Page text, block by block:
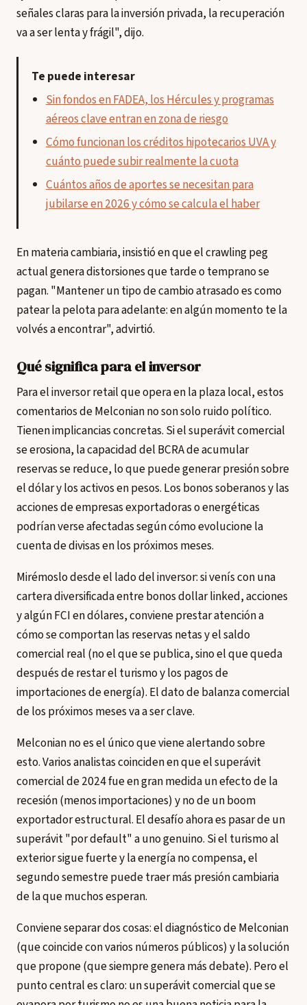
señales claras para la inversión privada, la recuperación
va a ser lenta y frágil", dijo.
Te puede interesar
Sin fondos en FADEA, los Hércules y programas
aéreos clave entran en zona de riesgo
Cómo funcionan los créditos hipotecarios UVA y
cuánto puede subir realmente la cuota
Cuántos años de aportes se necesitan para
jubilarse en 2026 y cómo se calcula el haber
En materia cambiaria, insistió en que el crawling peg
actual genera distorsiones que tarde o temprano se
pagan. "Mantener un tipo de cambio atrasado es como
patear la pelota para adelante: en algún momento te la
volvés a encontrar", advirtió.
Qué significa para el inversor
Para el inversor retail que opera en la plaza local, estos
comentarios de Melconian no son solo ruido político.
Tienen implicancias concretas. Si el superávit comercial
se erosiona, la capacidad del BCRA de acumular
reservas se reduce, lo que puede generar presión sobre
el dólar y los activos en pesos. Los bonos soberanos y las
acciones de empresas exportadoras o energéticas
podrían verse afectadas según cómo evolucione la
cuenta de divisas en los próximos meses.
Mirémoslo desde el lado del inversor: si venís con una
cartera diversificada entre bonos dollar linked, acciones
y algún FCI en dólares, conviene prestar atención a
cómo se comportan las reservas netas y el saldo
comercial real (no el que se publica, sino el que queda
después de restar el turismo y los pagos de
importaciones de energía). El dato de balanza comercial
de los próximos meses va a ser clave.
Melconian no es el único que viene alertando sobre
esto. Varios analistas coinciden en que el superávit
comercial de 2024 fue en gran medida un efecto de la
recesión (menos importaciones) y no de un boom
exportador estructural. El desafío ahora es pasar de un
superávit "por default" a uno genuino. Si el turismo al
exterior sigue fuerte y la energía no compensa, el
segundo semestre puede traer más presión cambiaria
de la que muchos esperan.
Conviene separar dos cosas: el diagnóstico de Melconian
(que coincide con varios números públicos) y la solución
que propone (que siempre genera más debate). Pero el
punto central es claro: un superávit comercial que se